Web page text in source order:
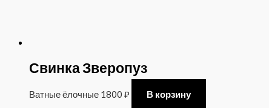
Свинка Зверопуз
Ватные ёлочные 1800 ₽ В корзину